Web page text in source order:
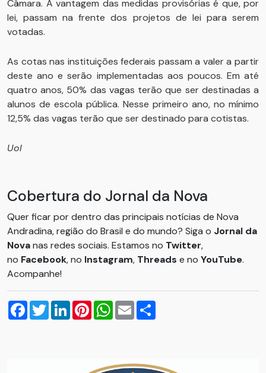
Câmara. A vantagem das medidas provisórias é que, por
lei, passam na frente dos projetos de lei para serem
votadas.
As cotas nas instituições federais passam a valer a partir
deste ano e serão implementadas aos poucos. Em até
quatro anos, 50% das vagas terão que ser destinadas a
alunos de escola pública. Nesse primeiro ano, no mínimo
12,5% das vagas terão que ser destinado para cotistas.
Uol
Cobertura do Jornal da Nova
Quer ficar por dentro das principais notícias de Nova
Andradina, região do Brasil e do mundo? Siga o Jornal da
Novanas redes sociais. Estamos no Twitter,
no Facebook, no Instagram, Threads e no YouTube.
Acompanhe!
Facebook
TwitterLinkedInPinterestWhatsApp
Email